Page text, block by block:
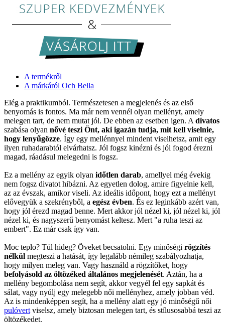
A termékről
A márkáról Och Bella
Elég a praktikumból. Természetesen a megjelenés és az első
benyomás is fontos. Ma már nem vennél olyan mellényt, amely
melegen tart, de nem mutat jól. De ebben az esetben igen. A divatos
szabása olyan nővé teszi Önt, aki igazán tudja, mit kell viselnie,
hogy lenyűgözze. Így egy mellénnyel mindent viselhetsz, amit egy
ilyen ruhadarabtól elvárhatsz. Jól fogsz kinézni és jól fogod érezni
magad, ráadásul melegedni is fogsz.
Ez a mellény az egyik olyan időtlen darab, amellyel még évekig
nem fogsz divatot hibázni. Az egyetlen dolog, amire figyelnie kell,
az az évszak, amikor viseli. Az ideális időpont, hogy ezt a mellényt
elővegyük a szekrényből, a egész évben. És ez leginkább azért van,
hogy jól érezd magad benne. Mert akkor jól nézel ki, jól nézel ki, jól
nézel ki, és nagyszerű benyomást keltesz. Mert "a ruha teszi az
embert". Ez már csak így van.
Moc teplo? Túl hideg? Öveket becsatolni. Egy minőségi rögzítés
nélkül megteszi a hatását, így legalább némileg szabályozhatja,
hogy milyen meleg van. Vagy használd a rögzítőket, hogy
befolyásold az öltözéked általános megjelenését. Aztán, ha a
mellény begombolása nem segít, akkor vegyél fel egy sapkát és
sálat, vagy nyúlj egy melegebb női mellényhez, amely jobban véd.
Az is mindenképpen segít, ha a mellény alatt egy jó minőségű női
pulóvert viselsz, amely biztosan melegen tart, és stílusosabbá teszi az
öltözékedet.